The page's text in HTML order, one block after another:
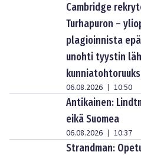
Cambridge
Turhapuron –
plagioinnista
unohti tyystin
06.08.2026 | 10:50
Antikainen:
eikä Suomea
06.08.2026 | 10:37
Strandman: